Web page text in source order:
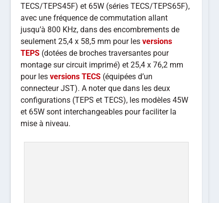
TECS/TEPS45F) et 65W (séries TECS/TEPS65F),
avec une fréquence de commutation allant
jusqu’à 800 KHz, dans des encombrements de
seulement 25,4 x 58,5 mm pour les versions
TEPS (dotées de broches traversantes pour
montage sur circuit imprimé) et 25,4 x 76,2 mm
pour les versions TECS (équipées d’un
connecteur JST). A noter que dans les deux
configurations (TEPS et TECS), les modèles 45W
et 65W sont interchangeables pour faciliter la
mise à niveau.